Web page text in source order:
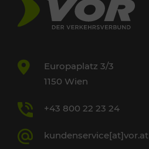
Europaplatz 3/3
1150 Wien
+43 800 22 23 24
kundenservice[at]vor.at